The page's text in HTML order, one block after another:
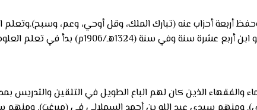
أربعة أحزاب عنه (تبارك الملك، وقل أوحي، وعم،
سنة (1324هـ/1906م) بدأ في تعلم العلوم.
والفقهاء الذين كان لهم الباع الطويل في التلقين